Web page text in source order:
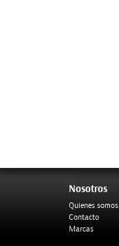
Nosotros
Quienes somos
Contacto
Marcas